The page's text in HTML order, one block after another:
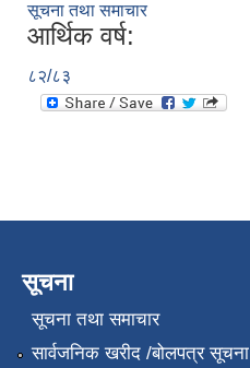
सूचना तथा समाचार
आर्थिक वर्ष:
८२/८३
सूचना
सूचना तथा समाचार
सार्वजनिक खरीद /बोलपत्र सूचना